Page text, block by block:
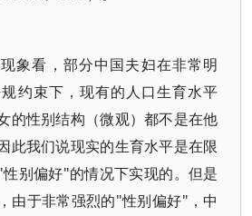
象看，部分中国夫妇在非常明
约束下，现有的人口生育水平
的性别结构（微观）都不是在他
此我们说现实的生育水平是在限
别偏好"的情况下实现的。但是
由于非常强烈的"性别偏好"，中